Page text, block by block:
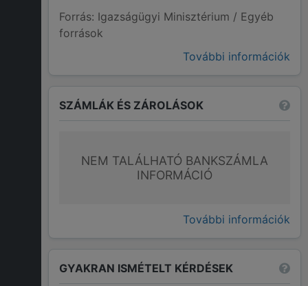
Forrás: Igazságügyi Minisztérium / Egyéb
források
További információk
SZÁMLÁK ÉS ZÁROLÁSOK
NEM TALÁLHATÓ BANKSZÁMLA
INFORMÁCIÓ
További információk
GYAKRAN ISMÉTELT KÉRDÉSEK